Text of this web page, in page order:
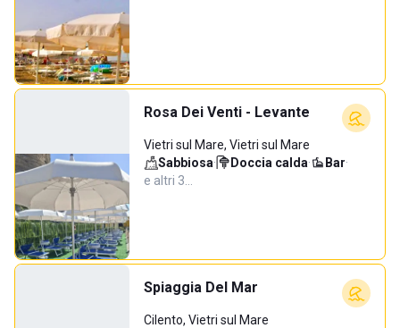
Rosa Dei Venti - Levante
Vietri sul Mare, Vietri sul Mare
Sabbiosa· Doccia calda· Bar·
e altri 3…
Spiaggia Del Mar
Cilento, Vietri sul Mare